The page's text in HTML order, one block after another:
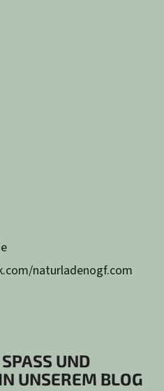
naturladenogf.com
UND I
UNSEREM BLOG